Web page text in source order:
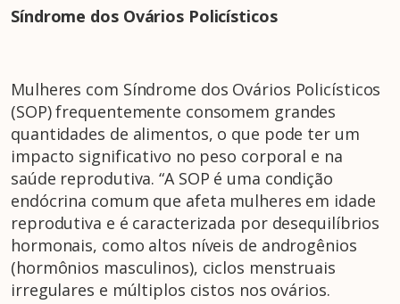
Síndrome dos Ovários Policísticos
Mulheres com Síndrome dos Ovários Policísticos
(SOP) frequentemente consomem grandes
quantidades de alimentos, o que pode ter um
impacto significativo no peso corporal e na
saúde reprodutiva. “A SOP é uma condição
endócrina comum que afeta mulheres em idade
reprodutiva e é caracterizada por desequilíbrios
hormonais, como altos níveis de androgênios
(hormônios masculinos), ciclos menstruais
irregulares e múltiplos cistos nos ovários.